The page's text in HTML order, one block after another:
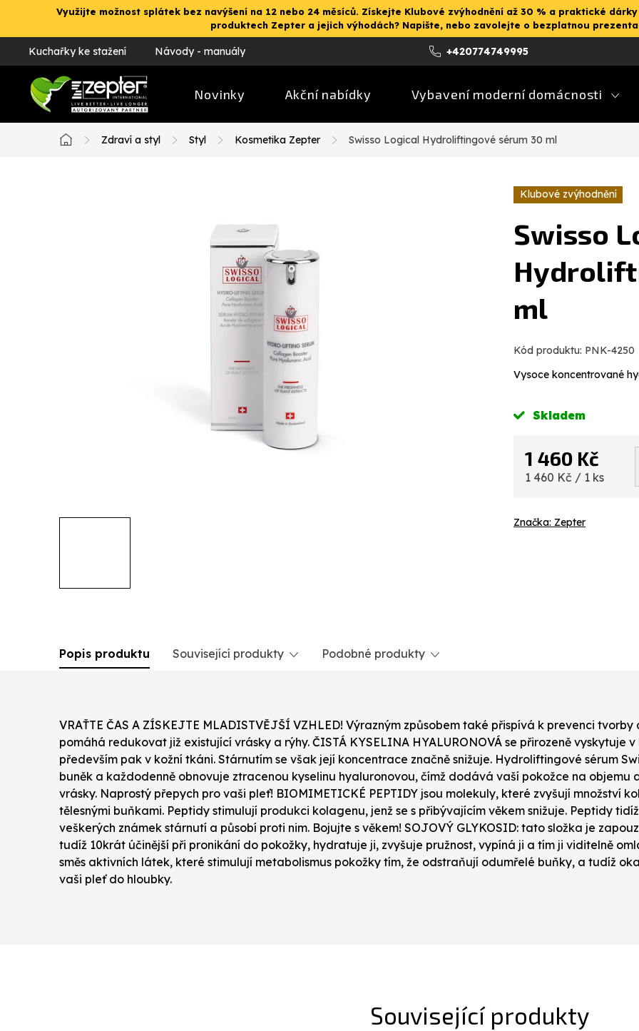
Využijte možnost splátek bez navýšení na 12 nebo 24 měsíců. Získejte Klubové zvýhodnění až 30 % a praktické
produktech Zepter a jejich výhodách? Napište, nebo zavolejte o bezplatnou
+420774749995
Kuchařky ke stažení Návody - manuály
Novinky Akční nabídky Vybavení moderní domácnosti
Domů
Zdraví a styl Styl Kosmetika Zepter Swisso Logical Hydroliftingové sérum 30 ml
Klubové zvýhodnění
Swisso
ml
Kód produktu: PNK-4250
Vysoce koncentrované
Skladem
1 460 Kč
Měrná
1 460 Kč / 1 ks
Značka: Zepter
Popis produktu Související produkty Podobné produkty
VRAŤTE ČAS A ZÍSKEJTE MLADISTVĚJŠÍ VZHLED! Výrazným způsobem také přispívá k prevenci
pomáhá redukovat již existující vrásky a rýhy. ČISTÁ KYSELINA HYALURONOVÁ se přirozeně vyskytuje
především pak v kožní tkáni. Stárnutím se však její koncentrace značně snižuje. Hydroliftingové sérum
buněk a každodenně obnovuje ztracenou kyselinu hyaluronovou, čímž dodává vaší pokožce na objemu
vrásky. Naprostý přepych pro vaši pleť! BIOMIMETICKÉ PEPTIDY jsou molekuly, které zvyšují množství
tělesnými buňkami. Peptidy stimulují produkci kolagenu, jenž se s přibývajícím věkem snižuje. Peptidy
veškerých známek stárnutí a působí proti nim. Bojujte s věkem! SOJOVÝ GLYKOSID: tato složka je
tudíž 10krát účinější při pronikání do pokožky, hydratuje ji, zvyšuje pružnost, vypíná ji a tím ji viditelně
směs aktivních látek, které stimulují metabolismus pokožky tím, že odstraňují odumřelé buňky, a tudíž
vaši pleť do hloubky.
Související produkty